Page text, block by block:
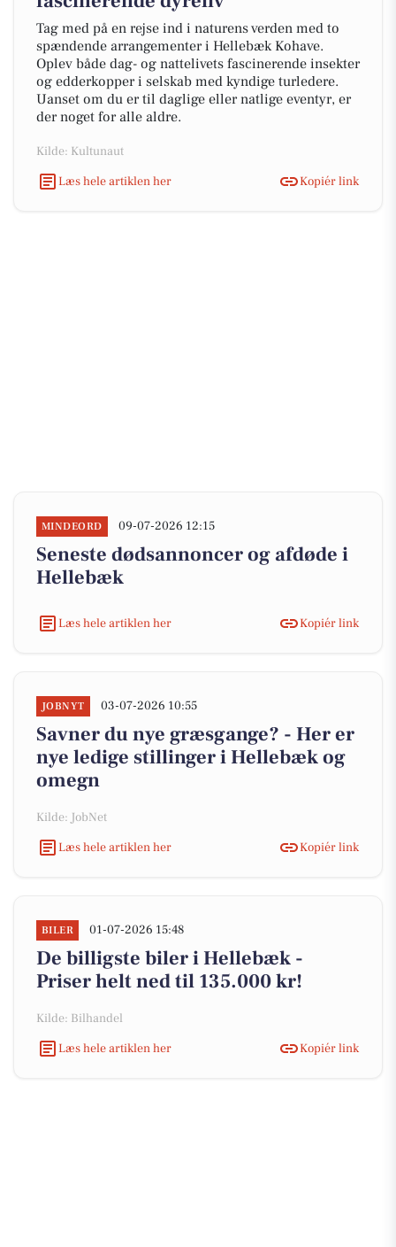
Tag med på en rejse ind i naturens verden med to
spændende arrangementer i Hellebæk Kohave.
Oplev både dag- og nattelivets fascinerende insekter
og edderkopper i selskab med kyndige turledere.
Uanset om du er til daglige eller natlige eventyr, er
der noget for alle aldre.
Kilde: Kultunaut
Læs hele artiklen her
Kopiér link
MINDEORD 09-07-2026 12:15
Seneste dødsannoncer og afdøde i
Hellebæk
Læs hele artiklen her Kopiér link
JOBNYT 03-07-2026 10:55
Savner du nye græsgange? - Her er
nye ledige stillinger i Hellebæk og
omegn
Kilde: JobNet
Læs hele artiklen her
Kopiér link
BILER 01-07-2026 15:48
De billigste biler i Hellebæk -
Priser helt ned til 135.000 kr!
Kilde: Bilhandel
Læs hele artiklen her
Kopiér link